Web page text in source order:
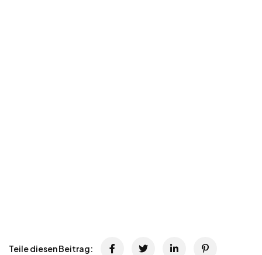
Teile diesen Beitrag: